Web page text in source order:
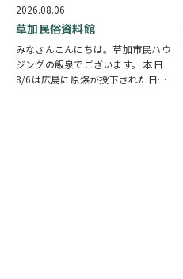
多い国です。草加市においても、他
人事ではなく、日頃から少しでも、
防災意識を高め…
2026.08.06
草加民俗資料館
みなさんこんにちは。草加市民ハウ
ジングの飯泉でございます。 本日
8/6は広島に原爆が投下された日に